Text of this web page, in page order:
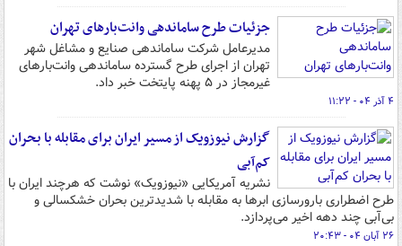
جزئیات طرح ساماندهی وانت‌بارهای تهران
مدیرعامل شرکت ساماندهی صنایع و مشاغل شهر
تهران از اجرای طرح گسترده ساماندهی وانت‌بارهای
غیرمجاز در ۵ پهنه پایتخت خبر داد.
۴ آذر ۰۴ - ۱۱:۲۲
گزارش نیوزویک از مسیر ایران برای مقابله با بحران
کم‌آبی
نشریه آمریکایی «نیوزویک» نوشت که هرچند ایران با
طرح اضطراری بارورسازی ابرها به مقابله با شدیدترین بحران خشکسالی و
بی‌آبی چند دهه اخیر می‌پردازد.
۲۶ آبان ۰۴ - ۲۰:۴۳